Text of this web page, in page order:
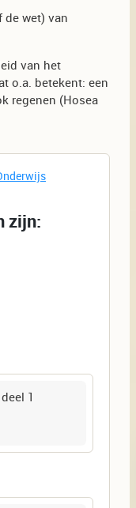
de wet) van
van het
o.a. betekent: een
regenen (Hosea
zijn:
1